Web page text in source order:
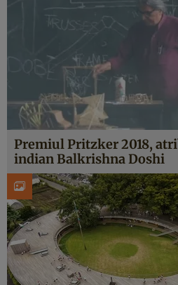
Premiul Pritzker 2018,
indian Balkrishna Doshi